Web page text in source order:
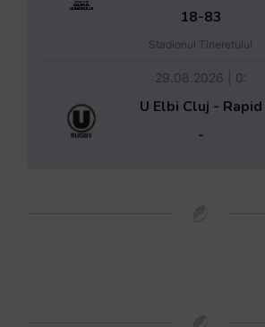
18-83
Stadionul Tineretului
29.08.2026 | 0:
U Elbi Cluj - Rapid
-